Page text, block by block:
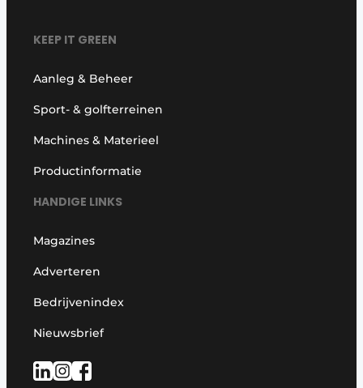
KEEP IT GREEN
Aanleg & Beheer
Sport- & golfterreinen
Machines & Materieel
Productinformatie
HANDIGE LINKS
Magazines
Adverteren
Bedrijvenindex
Nieuwsbrief